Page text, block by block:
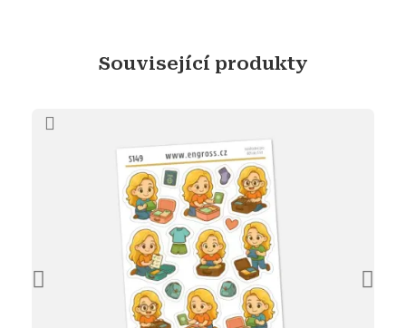
Související produkty